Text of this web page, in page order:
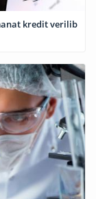
kredit verilib